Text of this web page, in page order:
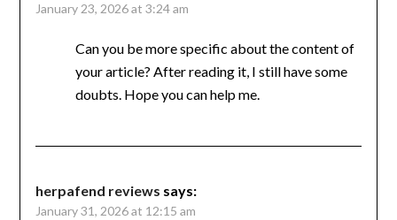
January 23, 2026 at 3:24 am
Can you be more specific about the content of
your article? After reading it, I still have some
doubts. Hope you can help me.
herpafend reviews says:
January 31, 2026 at 12:15 am